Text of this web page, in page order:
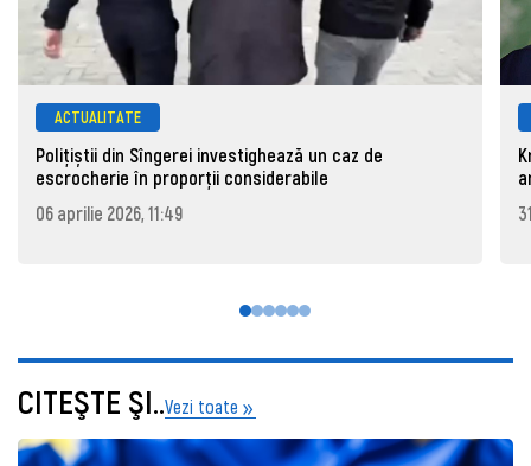
ACTUALITATE
Polițiștii din Sîngerei investighează un caz de
escrocherie în proporții considerabile
06 aprilie 2026, 11:49
CITEŞTE ŞI..Vezi toate